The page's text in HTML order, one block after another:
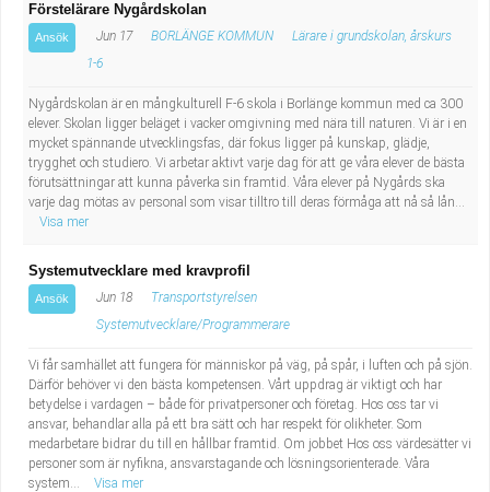
Förstelärare Nygårdskolan
Ansök Jun 17 BORLÄNGE KOMMUN
Lärare i grundskolan, årskurs
1-6
Nygårdskolan är en mångkulturell F-6 skola i Borlänge kommun med ca 300
elever. Skolan ligger beläget i vacker omgivning med nära till naturen. Vi är i en
mycket spännande utvecklingsfas, där fokus ligger på kunskap, glädje,
trygghet och studiero. Vi arbetar aktivt varje dag för att ge våra elever de bästa
förutsättningar att kunna påverka sin framtid. Våra elever på Nygårds ska
varje dag mötas av personal som visar tilltro till deras förmåga att nå så lån...
Visa mer
Systemutvecklare med kravprofil
Ansök Jun 18
Transportstyrelsen
Systemutvecklare/Programmerare
Vi får samhället att fungera för människor på väg, på spår, i luften och på sjön.
Därför behöver vi den bästa kompetensen. Vårt uppdrag är viktigt och har
betydelse i vardagen – både för privatpersoner och företag. Hos oss tar vi
ansvar, behandlar alla på ett bra sätt och har respekt för olikheter. Som
medarbetare bidrar du till en hållbar framtid. Om jobbet Hos oss värdesätter vi
personer som är nyfikna, ansvarstagande och lösningsorienterade. Våra
system...
Visa mer